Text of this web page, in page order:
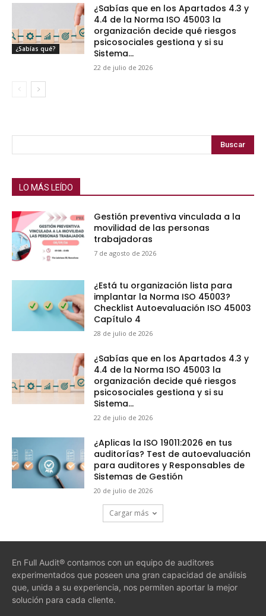
¿Sabías qué?
¿Sabías que en los Apartados 4.3 y
4.4 de la Norma ISO 45003 la
organización decide qué riesgos
psicosociales gestiona y si su
Sistema...
22 de julio de 2026
Buscar
LO MÁS LEÍDO
Gestión preventiva vinculada a la
movilidad de las personas
trabajadoras
7 de agosto de 2026
¿Está tu organización lista para
implantar la Norma ISO 45003?
Checklist Autoevaluación ISO 45003
Capítulo 4
28 de julio de 2026
¿Sabías que en los Apartados 4.3 y
4.4 de la Norma ISO 45003 la
organización decide qué riesgos
psicosociales gestiona y si su
Sistema...
22 de julio de 2026
¿Aplicas la ISO 19011:2026 en tus
auditorías? Test de autoevaluación
para auditores y Responsables de
Sistemas de Gestión
20 de julio de 2026
Cargar más
En Full Audit® contamos con un equipo de auditores
experimentados que poseen una gran capacidad de análisis
que, unida a su experiencia, nos permiten aportar la mejor
solución para cada cliente.